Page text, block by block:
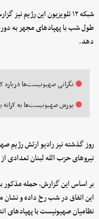
شبکه ۱۲ تلویزیون این رژیم
طول شب با پهپادهای مجهز به
دهد.
نگرانی صهیونیست‌ها
یورش صهیونیست‌ها به کرانه
روز گذشته نیز رادیو ارتش رژیم
نیروهای حزب الله لبنان تعدادی
بر اساس این گزارش، حمله
این اتفاق در شب رخ داده و
نظامیان صهیونیست با پهپادهای